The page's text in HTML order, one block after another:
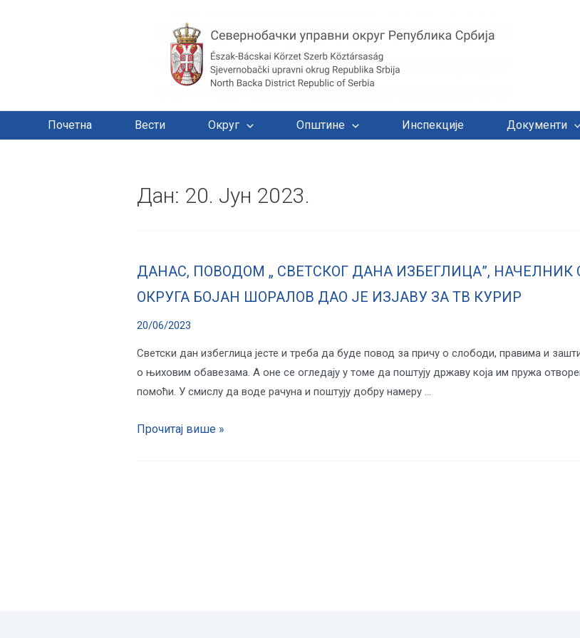
Почетна Вести Округ Општине Инспекције Документи
Дан: 20. Јун 2023.
ДАНАС, ПОВОДОМ „ СВЕТСКОГ ДАНА ИЗБЕГЛИЦА”, НАЧЕЛНИК
ОКРУГА БОЈАН ШОРАЛОВ ДАО ЈЕ ИЗЈАВУ ЗА ТВ КУРИР
20/06/2023
Светски дан избеглица јесте и треба да буде повод за причу о слободи, правима и
о њиховим обавезама. А оне се огледају у томе да поштују државу која им пружа
помоћи. У смислу да воде рачуна и поштују добру намеру …
Прочитај више »